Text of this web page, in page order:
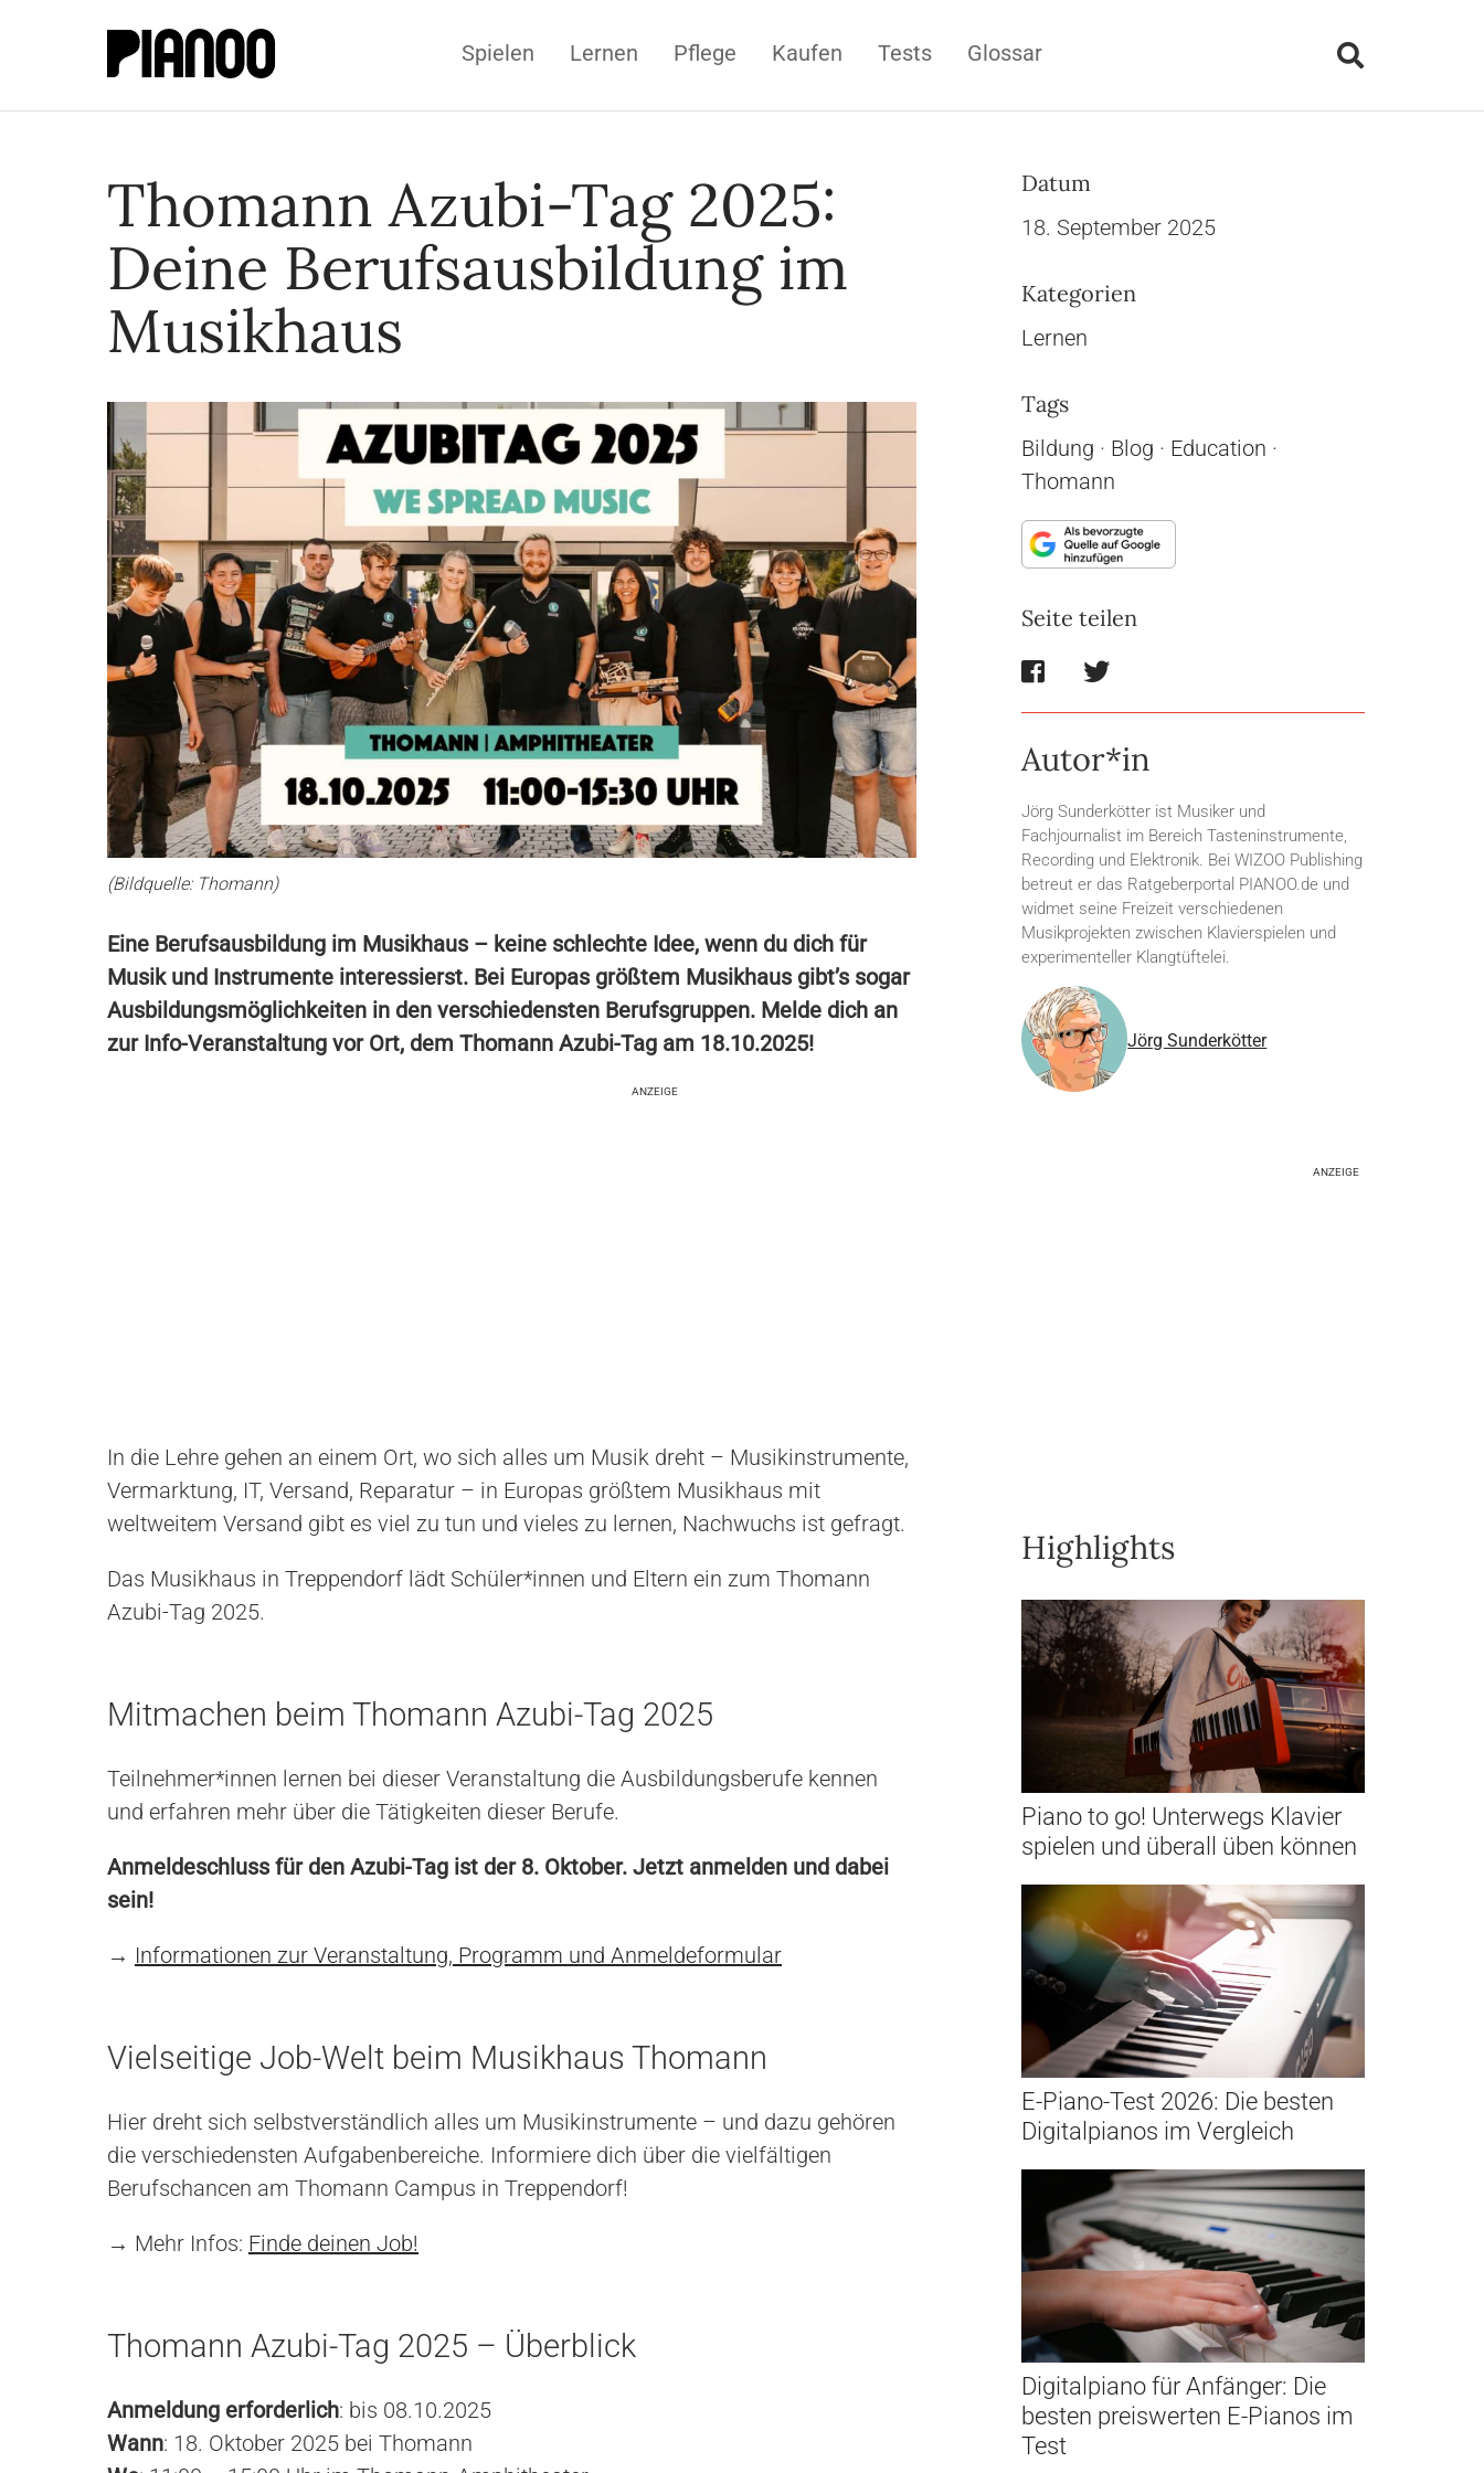
Spielen Lernen Pflege Kaufen Tests Glossar
Thomann Azubi-Tag 2025:
Deine Berufsausbildung im
Musikhaus
(Bildquelle: Thomann)
Eine Berufsausbildung im Musikhaus – keine schlechte Idee, wenn du dich für
Musik und Instrumente interessierst. Bei Europas größtem Musikhaus gibt’s sogar
Ausbildungsmöglichkeiten in den verschiedensten Berufsgruppen. Melde dich an
zur Info-Veranstaltung vor Ort, dem Thomann Azubi-Tag am 18.10.2025!
ANZEIGE
In die Lehre gehen an einem Ort, wo sich alles um Musik dreht – Musikinstrumente,
Vermarktung, IT, Versand, Reparatur – in Europas größtem Musikhaus mit
weltweitem Versand gibt es viel zu tun und vieles zu lernen, Nachwuchs ist gefragt.
Das Musikhaus in Treppendorf lädt Schüler*innen und Eltern ein zum Thomann
Azubi-Tag 2025.
Mitmachen beim Thomann Azubi-Tag 2025
Teilnehmer*innen lernen bei dieser Veranstaltung die Ausbildungsberufe kennen
und erfahren mehr über die Tätigkeiten dieser Berufe.
Anmeldeschluss für den Azubi-Tag ist der 8. Oktober. Jetzt anmelden und dabei
sein!
→ Informationen zur Veranstaltung, Programm und Anmeldeformular
Vielseitige Job-Welt beim Musikhaus Thomann
Hier dreht sich selbstverständlich alles um Musikinstrumente – und dazu gehören
die verschiedensten Aufgabenbereiche. Informiere dich über die vielfältigen
Berufschancen am Thomann Campus in Treppendorf!
→ Mehr Infos: Finde deinen Job!
Thomann Azubi-Tag 2025 – Überblick
Anmeldung erforderlich: bis 08.10.2025
Wann: 18. Oktober 2025 bei Thomann
Datum
18. September 2025
Kategorien
Lernen
Tags
Bildung · Blog · Education ·
Thomann
Seite teilen
Autor*in
Jörg Sunderkötter ist Musiker und
Fachjournalist im Bereich Tasteninstrumente,
Recording und Elektronik. Bei WIZOO Publishing
betreut er das Ratgeberportal PIANOO.de und
widmet seine Freizeit verschiedenen
Musikprojekten zwischen Klavierspielen und
experimenteller Klangtüftelei.
Jörg Sunderkötter
ANZEIGE
Highlights
Piano to go! Unterwegs Klavier
spielen und überall üben können
E-Piano-Test 2026: Die besten
Digitalpianos im Vergleich
Digitalpiano für Anfänger: Die
besten preiswerten E-Pianos im
Test